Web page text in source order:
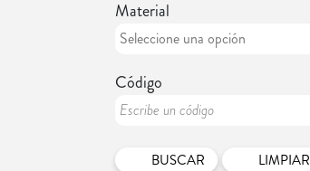
Material
Código
LIMPIAR